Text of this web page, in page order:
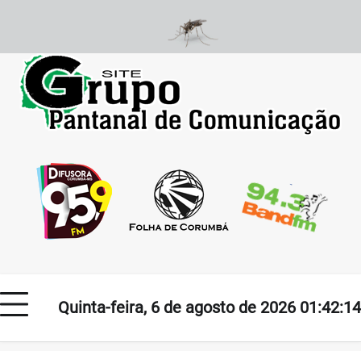
content
Quinta-feira, 6 de agosto de 2026 01:42:14